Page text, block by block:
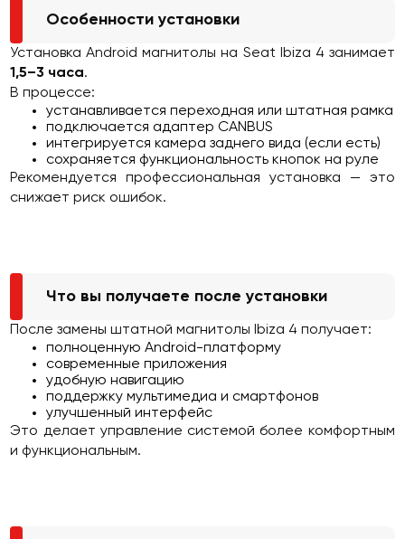
Особенности установки
Установка Android магнитолы на Seat Ibiza 4 занимает
1,5–3 часа.
В процессе:
устанавливается переходная или штатная рамка
подключается адаптер CANBUS
интегрируется камера заднего вида (если есть)
сохраняется функциональность кнопок на руле
Рекомендуется профессиональная установка — это
снижает риск ошибок.
Что вы получаете после установки
После замены штатной магнитолы Ibiza 4 получает:
полноценную Android-платформу
современные приложения
удобную навигацию
поддержку мультимедиа и смартфонов
улучшенный интерфейс
Это делает управление системой более комфортным
и функциональным.